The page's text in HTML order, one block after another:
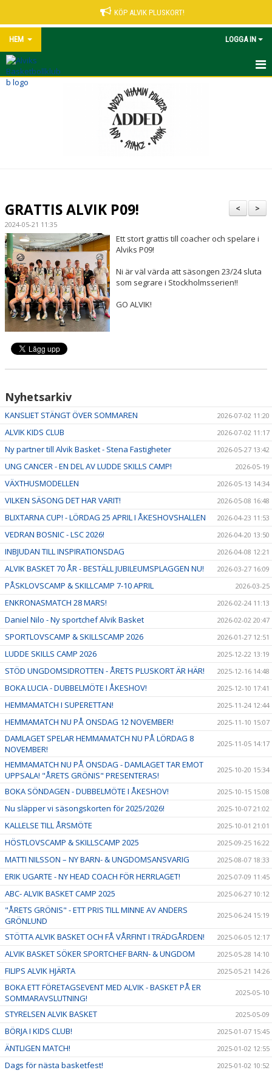
KÖP ALVIK PLUSKORT!
HEM LOGGA IN
START
ALVIK PLUSKORT
KONTAKT
>
<
GRATTIS ALVIK P09!
2024-05-21 11:35
Ett stort grattis till coacher och spelare i
Alviks P09!
Ni är väl värda att säsongen 23/24 sluta
som segrare i Stockholmsserien!!
GO ALVIK!
Nyhetsarkiv
KANSLIET STÄNGT ÖVER SOMMAREN 2026-07-02 11:20
ALVIK KIDS CLUB 2026-07-02 11:17
Ny partner till Alvik Basket - Stena Fastigheter 2026-05-27 13:42
UNG CANCER - EN DEL AV LUDDE SKILLS CAMP! 2026-05-19
VÄXTHUSMODELLEN 2026-05-13 14:34
VILKEN SÄSONG DET HAR VARIT! 2026-05-08 16:48
BLIXTARNA CUP! - LÖRDAG 25 APRIL I ÅKESHOVSHALLEN 2026-04-23 11:53
VEDRAN BOSNIC - LSC 2026! 2026-04-20 13:50
INBJUDAN TILL INSPIRATIONSDAG 2026-04-08 12:21
ALVIK BASKET 70 ÅR - BESTÄLL JUBILEUMSPLAGGEN NU! 2026-03-27 16:09
PÅSKLOVSCAMP & SKILLCAMP 7-10 APRIL 2026-03-25
ENKRONASMATCH 28 MARS! 2026-02-24 11:13
Daniel Nilo - Ny sportchef Alvik Basket 2026-02-02 20:47
SPORTLOVSCAMP & SKILLSCAMP 2026 2026-01-27 12:51
LUDDE SKILLS CAMP 2026 2025-12-22 13:19
STÖD UNGDOMSIDROTTEN - ÅRETS PLUSKORT ÄR HÄR! 2025-12-16 14:48
BOKA LUCIA - DUBBELMÖTE I ÅKESHOV! 2025-12-10 17:41
HEMMAMATCH I SUPERETTAN! 2025-11-24 12:44
HEMMAMATCH NU PÅ ONSDAG 12 NOVEMBER! 2025-11-10 15:07
DAMLAGET SPELAR HEMMAMATCH NU PÅ LÖRDAG 8
NOVEMBER!
2025-11-05 14:17
HEMMAMATCH NU PÅ ONSDAG - DAMLAGET TAR EMOT
UPPSALA! "ÅRETS GRÖNIS" PRESENTERAS!
2025-10-20 15:34
BOKA SÖNDAGEN - DUBBELMÖTE I ÅKESHOV! 2025-10-15 15:08
Nu släpper vi säsongskorten för 2025/2026! 2025-10-07 21:02
KALLELSE TILL ÅRSMÖTE 2025-10-01 21:01
HÖSTLOVSCAMP & SKILLSCAMP 2025 2025-09-25 16:22
MATTI NILSSON – NY BARN- & UNGDOMSANSVARIG 2025-08-07 18:33
ERIK UGARTE - NY HEAD COACH FÖR HERRLAGET! 2025-07-09 11:45
ABC- ALVIK BASKET CAMP 2025 2025-06-27 10:12
"ÅRETS GRÖNIS" - ETT PRIS TILL MINNE AV ANDERS
GRÖNLUND
2025-06-24 15:19
STÖTTA ALVIK BASKET OCH FÅ VÅRFINT I TRÄDGÅRDEN! 2025-06-05 12:17
ALVIK BASKET SÖKER SPORTCHEF BARN- & UNGDOM 2025-05-28 14:10
FILIPS ALVIK HJÄRTA 2025-05-21 14:26
BOKA ETT FÖRETAGSEVENT MED ALVIK - BASKET PÅ ER
SOMMARAVSLUTNING!
2025-05-10
STYRELSEN ALVIK BASKET 2025-05-09
BÖRJA I KIDS CLUB! 2025-01-07 15:45
ÄNTLIGEN MATCH! 2025-01-02 12:55
Dags för nästa basketfest! 2025-01-02 10:52